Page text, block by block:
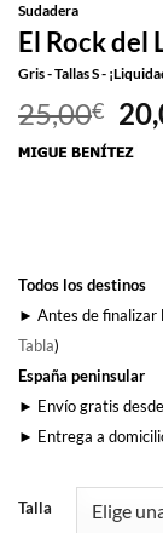
Sudadera
El Rock del
Gris - Tallas S -
25,00€ El
Todos los destinos
► Antes de finalizar
Tabla)
España peninsular
► Envío gratis
► Entrega a
Talla